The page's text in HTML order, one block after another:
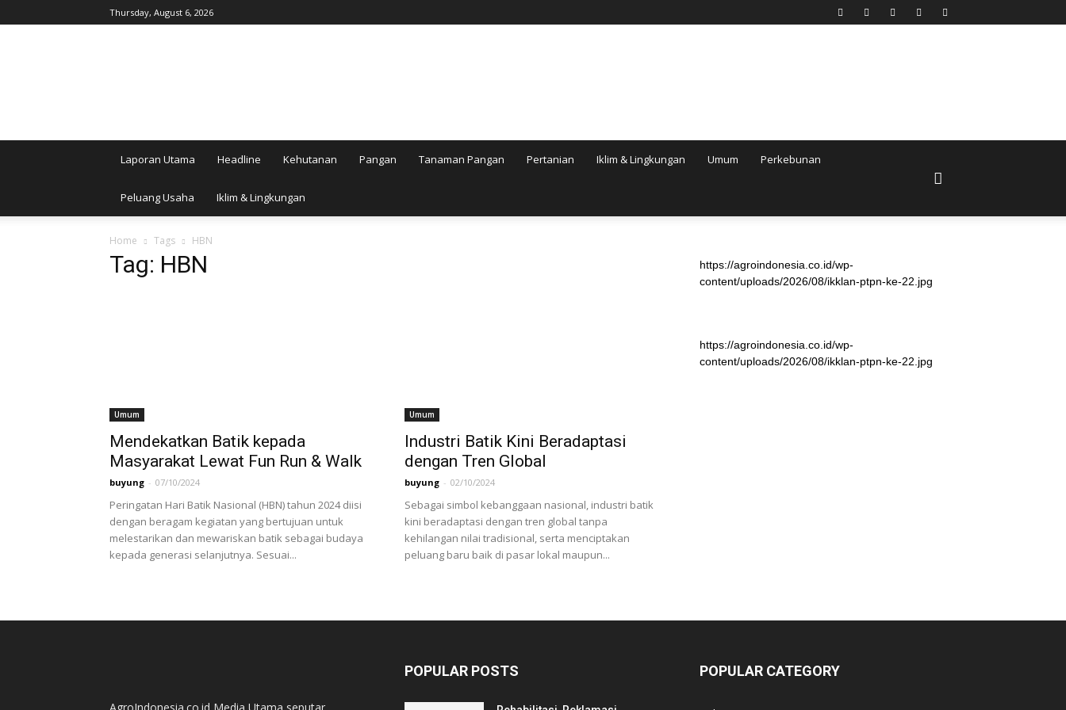
Thursday, August 6, 2026
Laporan Utama Headline Kehutanan Pangan Tanaman Pangan Pertanian Iklim & Lingkungan Umum Perkebunan
Peluang Usaha Iklim & Lingkungan
Home Tags HBN
Tag: HBN
Umum
Mendekatkan Batik kepada
Masyarakat Lewat Fun Run & Walk
buyung - 07/10/2024
Peringatan Hari Batik Nasional (HBN) tahun 2024 diisi
dengan beragam kegiatan yang bertujuan untuk
melestarikan dan mewariskan batik sebagai budaya
kepada generasi selanjutnya. Sesuai...
Umum
Industri Batik Kini Beradaptasi
dengan Tren Global
buyung - 02/10/2024
Sebagai simbol kebanggaan nasional, industri batik
kini beradaptasi dengan tren global tanpa
kehilangan nilai tradisional, serta menciptakan
peluang baru baik di pasar lokal maupun...
https://agroindonesia.co.id/wp-
content/uploads/2026/08/ikklan-ptpn-ke-22.jpg
https://agroindonesia.co.id/wp-
content/uploads/2026/08/ikklan-ptpn-ke-22.jpg
POPULAR POSTS POPULAR CATEGORY